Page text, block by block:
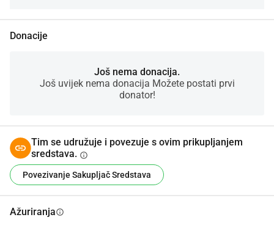
Donacije
Još nema donacija.
Još uvijek nema donacija Možete postati prvi
donator!
Tim se udružuje i povezuje s ovim prikupljanjem
sredstava. info
Povezivanje Sakupljač Sredstava
Ažuriranjainfo